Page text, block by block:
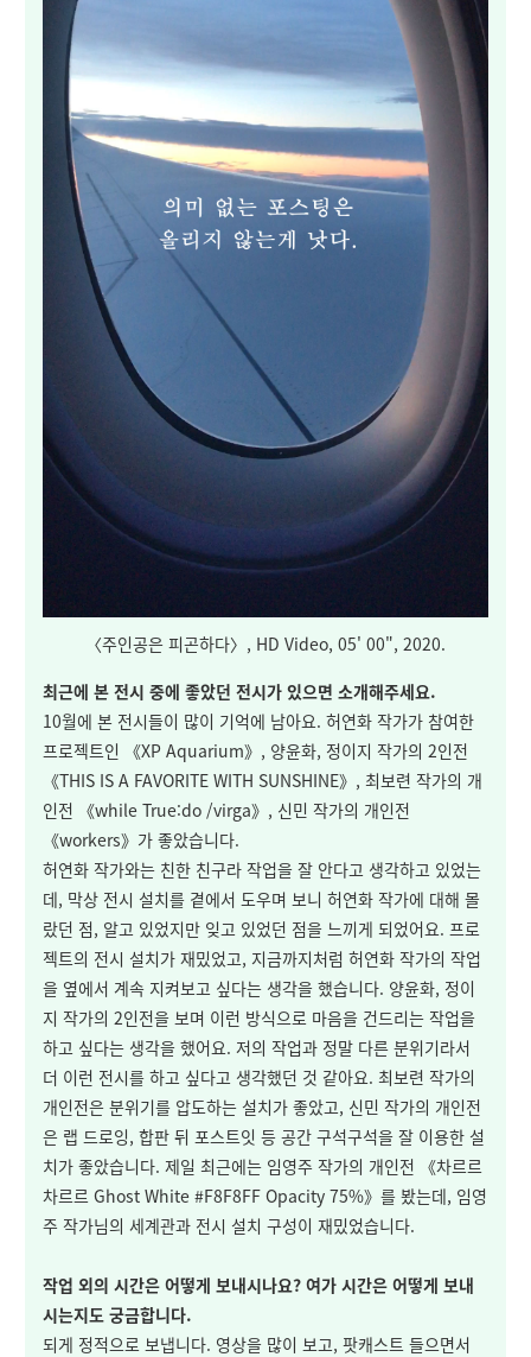
〈주인공은 피곤하다〉, HD Video, 05' 00", 2020.
최근에 본 전시 중에 좋았던 전시가 있으면 소개해주세요.
10월에 본 전시들이 많이 기억에 남아요. 허연화 작가가 참여한
프로젝트인 《XP Aquarium》, 양윤화, 정이지 작가의 2인전
《THIS IS A FAVORITE WITH SUNSHINE》, 최보련 작가의 개
인전 《while True:do /virga》, 신민 작가의 개인전
《workers》가 좋았습니다.
허연화 작가와는 친한 친구라 작업을 잘 안다고 생각하고 있었는
데, 막상 전시 설치를 곁에서 도우며 보니 허연화 작가에 대해 몰
랐던 점, 알고 있었지만 잊고 있었던 점을 느끼게 되었어요. 프로
젝트의 전시 설치가 재밌었고, 지금까지처럼 허연화 작가의 작업
을 옆에서 계속 지켜보고 싶다는 생각을 했습니다. 양윤화, 정이
지 작가의 2인전을 보며 이런 방식으로 마음을 건드리는 작업을
하고 싶다는 생각을 했어요. 저의 작업과 정말 다른 분위기라서
더 이런 전시를 하고 싶다고 생각했던 것 같아요. 최보련 작가의
개인전은 분위기를 압도하는 설치가 좋았고, 신민 작가의 개인전
은 랩 드로잉, 합판 뒤 포스트잇 등 공간 구석구석을 잘 이용한 설
치가 좋았습니다. 제일 최근에는 임영주 작가의 개인전 《차르르
차르르 Ghost White #F8F8FF Opacity 75%》를 봤는데, 임영
주 작가님의 세계관과 전시 설치 구성이 재밌었습니다.
작업 외의 시간은 어떻게 보내시나요? 여가 시간은 어떻게 보내
시는지도 궁금합니다.
되게 정적으로 보냅니다. 영상을 많이 보고, 팟캐스트 들으면서